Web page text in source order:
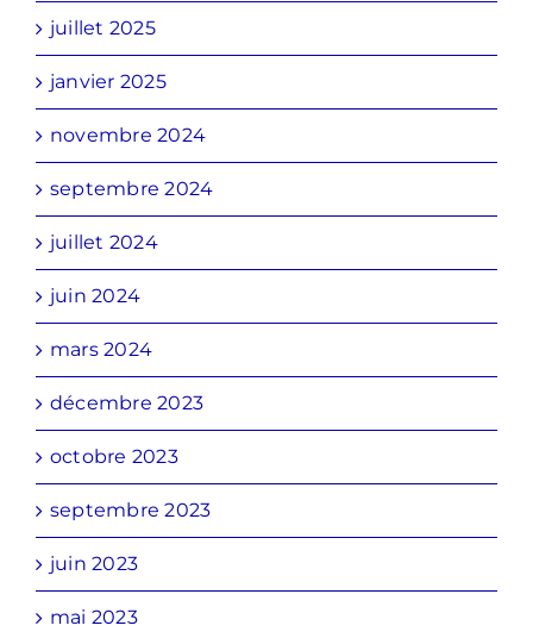
juillet 2025
janvier 2025
novembre 2024
septembre 2024
juillet 2024
juin 2024
mars 2024
décembre 2023
octobre 2023
septembre 2023
juin 2023
mai 2023